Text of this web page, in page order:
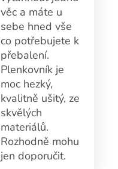
věc a máte u
sebe hned vše
co potřebujete k
přebalení.
Plenkovník je
moc hezký,
kvalitně ušitý, ze
skvělých
materiálů.
Rozhodně mohu
jen doporučit.